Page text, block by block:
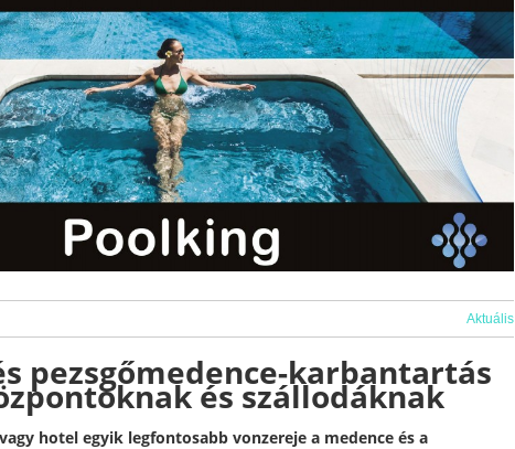
Aktuális
pezsgőmedence-karbantartás
és szállodáknak
hotel egyik legfontosabb vonzereje a medence és a